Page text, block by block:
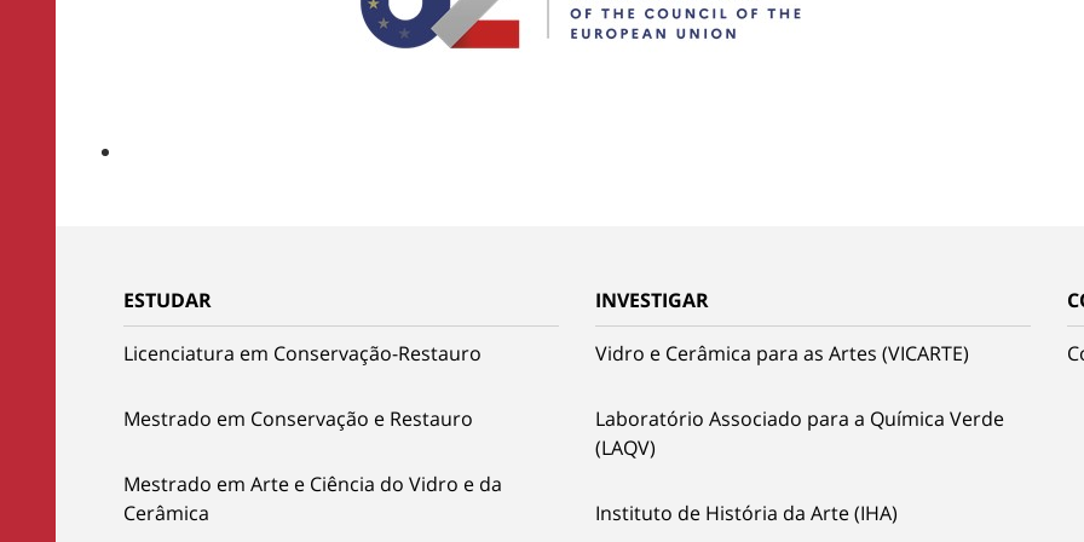
ESTUDAR
Licenciatura em Conservação-Restauro
Mestrado em Conservação e Restauro
Mestrado em Arte e Ciência do Vidro e da
Cerâmica
INVESTIGAR
Vidro e Cerâmica para as Artes (VICARTE)
Laboratório Associado para a Química Verde
(LAQV)
Instituto de História da Arte (IHA)